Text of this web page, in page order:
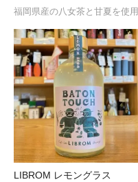
福岡県産の八女茶と甘夏を使用
LIBROM レモングラス